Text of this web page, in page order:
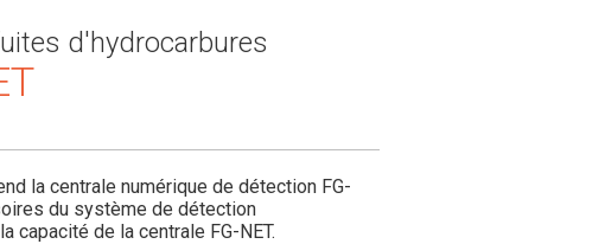
d'hydrocarbures
la centrale numérique de détection FG-
du système de détection
capacité de la centrale FG-NET.